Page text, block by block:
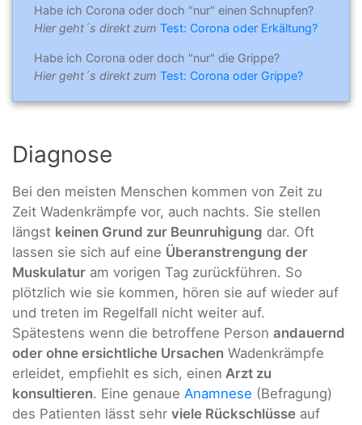
Habe ich Corona oder doch "nur" einen Schnupfen?
Hier geht´s direkt zum Test: Corona oder Erkältung?
Habe ich Corona oder doch "nur" die Grippe?
Hier geht´s direkt zum Test: Corona oder Grippe?
Diagnose
Bei den meisten Menschen kommen von Zeit zu
Zeit Wadenkrämpfe vor, auch nachts. Sie stellen
längst keinen Grund zur Beunruhigung dar. Oft
lassen sie sich auf eine Überanstrengung der
Muskulatur am vorigen Tag zurückführen. So
plötzlich wie sie kommen, hören sie auf wieder auf
und treten im Regelfall nicht weiter auf.
Spätestens wenn die betroffene Person andauernd
oder ohne ersichtliche Ursachen Wadenkrämpfe
erleidet, empfiehlt es sich, einen Arzt zu
konsultieren. Eine genaue Anamnese (Befragung)
des Patienten lässt sehr viele Rückschlüsse auf